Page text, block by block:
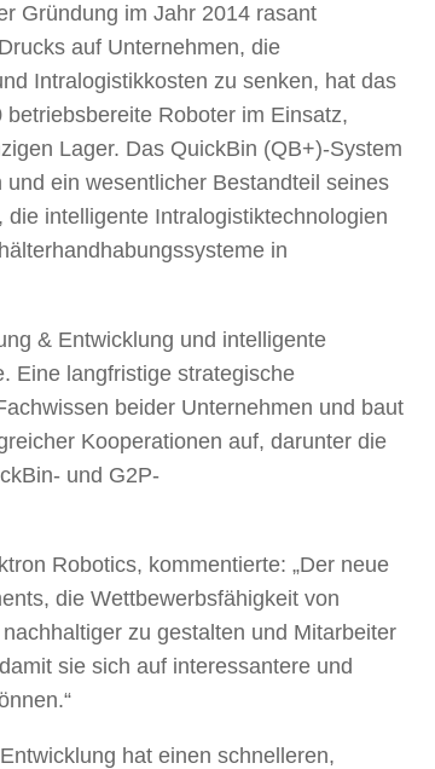
Gründung im Jahr 2014 rasant
auf Unternehmen, die
Intralogistikkosten zu senken, hat das
Roboter im Einsatz,
Lager. Das QuickBin (QB+)-System
ein wesentlicher Bestandteil seines
intelligente Intralogistiktechnologien
in
& Entwicklung und intelligente
Eine langfristige strategische
beider Unternehmen und baut
Kooperationen auf, darunter die
und G2P-
Robotics, kommentierte: „Der neue
die Wettbewerbsfähigkeit von
zu gestalten und Mitarbeiter
sie sich auf interessantere und
hat einen schnelleren,